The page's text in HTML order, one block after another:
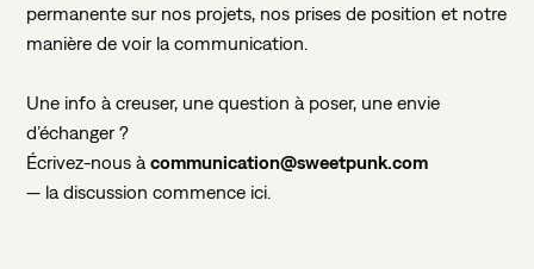
permanente sur nos projets, nos prises de position et notre
manière de voir la communication.
Une info à creuser, une question à poser, une envie
d’échanger ?
Écrivez-nous à communication@sweetpunk.com
— la discussion commence ici.